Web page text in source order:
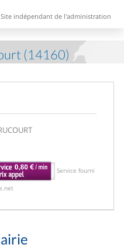
Site indépendant de l'administration
(14160)
Service fourni